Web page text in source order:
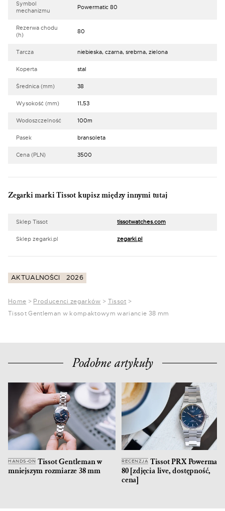
Symbol
mechanizmu
Powermatic 80
Rezerwa chodu
(h)
80
Tarcza niebieska, czarna, srebrna, zielona
Koperta stal
Średnica (mm) 38
Wysokość (mm) 11,53
Wodoszczelność 100m
Pasek bransoleta
Cena (PLN) 3500
Zegarki marki Tissot kupisz między innymi tutaj
Sklep Tissot tissotwatches.com
Sklep zegarki.pl zegarki.pl
AKTUALNOŚCI 2026
Home > Producenci zegarków > Tissot >
Tissot Gentleman w kompaktowym wariancie 38 mm
Podobne artykuły
HANDS-ON Tissot Gentleman w
mniejszym rozmiarze 38 mm
RECENZJA Tissot PRX Powermatic
80 [zdjęcia live, dostępność,
cena]